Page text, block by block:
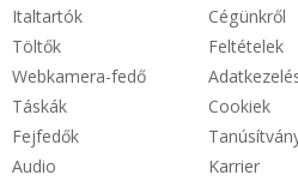
Italtartók
Töltők
Webkamera-fedő
Táskák
Fejfedők
Audio
Cégünkről
Feltételek
Cookiek
Karrier